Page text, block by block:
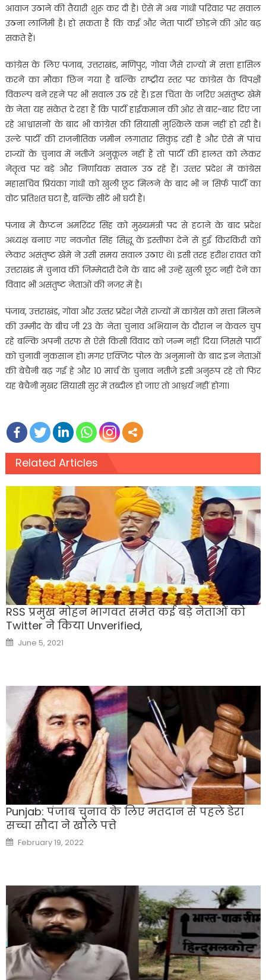
आवाज उठाने की तैयारी शुरू कर दी है। ऐसे में अब गांधी परिवार पर सवाल
उठना लाजिमी है। हो सकता है कि कई और नेता पार्टी छोड़ने की ओर बढ़
सकते हैं।
कांग्रेस के लिए पंजाब, उत्तराखंड, मणिपुर, गोवा जैसे राज्‍यों में सत्ता हासिल
करने का मौका छिन गया है बल्कि राष्ट्रीय स्तर पर कांग्रेस के विपक्षी
विकल्प बने रहने पर भी सवाल उठ रहे हैं। इस चिंता के जरिए असंतुष्ट खेमे
के नेता यह संकेत दे रहा हैं कि पार्टी हाईकमान की ओर से बार-बार दिए जा
रहे आश्वासनों के बाद भी कांग्रेस की सियासी मुश्किलें कम नहीं हो रही है।
उल्टे पार्टी की राजनीतिक जमीन लगातार सिकुड़ रही है और ऐसे में पांच
राज्यों के चुनाव में नतीजे अनुकूल नहीं हैं तो पार्टी की हालत को लेकर
नेतृत्व पर बड़े और निर्णायक सवाल उठ रहे हैं। उत्‍तर प्रदेश में कांग्रेस
महासचिव प्र‍ियंका गांधी को खुली छूट मिलने के बाद भी न सिर्फ पार्टी का
वोट प्रतिशत घटा है, बल्कि सीटें भी घटी हैं।
पंजाब में कैप्टन अमरिंदर सिंह को मुख्यमंत्री पद से हटाने के बाद प्रदेश
अध्यक्ष बनाए गए नवजोत सिंह सिद्धू के इस्तीफा देने से हुई किरकिरी को
लेकर असंतुष्ट खेमे ने उसी समय सवाल उठाए थे। इसी तरह हरीश रावत को
उत्तराखंड में चुनाव की जिम्मेदारी देने के बाद भी उन्हें खुली छूट नहीं देने का
विवाद भी असंतुष्ट नेताओं की नजर में है।
पंजाब, उत्तराखंड, गोवा और उत्‍तर प्रदेश जैसे राज्‍यों में कांग्रेस को सत्ता मिलने
की उम्मीद के बीच जी 23 के नेता चुनाव अभियान के दौरान न केवल चुप
रहे बल्कि अपनी तरफ से ऐसे किसी विवाद को जन्म नहीं दिया जिससे पार्टी
को चुनावी नुकसान हो। मगर एक्जिट पोल के अनुमानों के बाद इन नेताओं
की बेचैनी बढ़ गई हे और 10 मार्च के चुनाव नतीजे इसी अनुरूप रहे तो फिर
यह बेचैनी मुखर सियासी सुर में तब्दील हो जाए तो आश्चर्य नहीं होगा।
Related Articles
RSS प्रमुख मोहन भागवत समेत कई बड़े नेताओं को
Twitter ने किया Unverified,
Posted
on
June 5, 2021
Punjab: पंजाब चुनाव के लिए मतदान से पहले डेरा
सच्चा सौदा ने खोले पत्ते
Posted
on
February 19, 2022